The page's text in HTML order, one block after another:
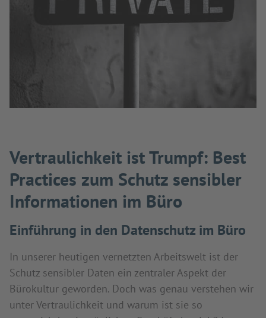
Vertraulichkeit ist Trumpf: Best
Practices zum Schutz sensibler
Informationen im Büro
Einführung in den Datenschutz im Büro
In unserer heutigen vernetzten Arbeitswelt ist der
Schutz sensibler Daten ein zentraler Aspekt der
Bürokultur geworden. Doch was genau verstehen wir
unter Vertraulichkeit und warum ist sie so